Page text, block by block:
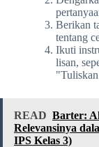
Berikan
tentang
Ikuti
lisan,
READ Barter:
Relevansinya
IPS Kelas 3)